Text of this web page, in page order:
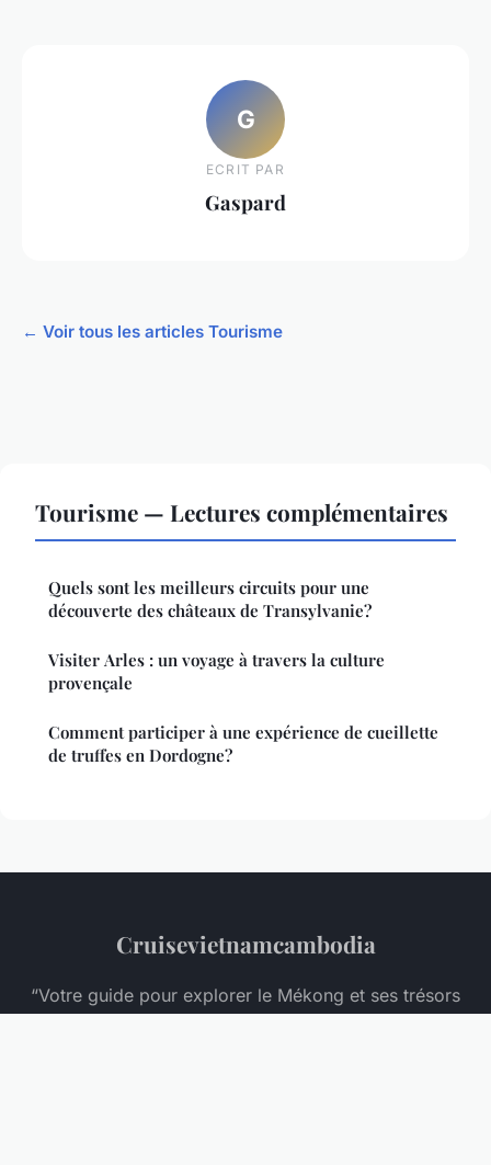
G
ECRIT PAR
Gaspard
← Voir tous les articles Tourisme
Tourisme — Lectures complémentaires
Quels sont les meilleurs circuits pour une
découverte des châteaux de Transylvanie?
Visiter Arles : un voyage à travers la culture
provençale
Comment participer à une expérience de cueillette
de truffes en Dordogne?
Cruisevietnamcambodia
“Votre guide pour explorer le Mékong et ses trésors